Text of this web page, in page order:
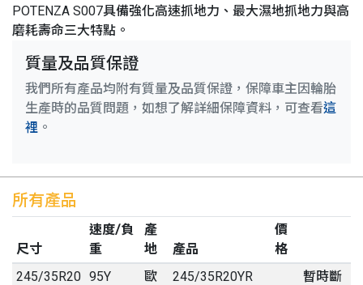
POTENZA S007具備強化高速抓地力、最大濕地抓地力與高
磨耗壽命三大特點。
質量及品質保證
我們所有產品均附有質量及品質保證，保障車主因輪胎
生產時的品質問題，如想了解詳細保障資料，可查看這
裡 。
所有產品
尺寸
速度/負
重
產
地
產品
價
格
245/35R20 95Y
歐
245/35R20YR
暫時斷